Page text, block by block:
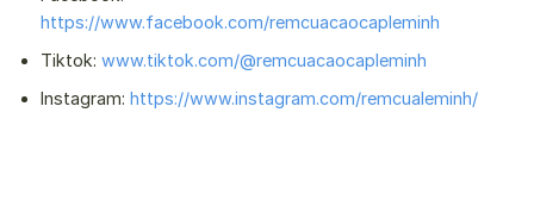
https://www.facebook.com/remcuacaocapleminh
Tiktok: www.tiktok.com/@remcuacaocapleminh
Instagram: https://www.instagram.com/remcualeminh/